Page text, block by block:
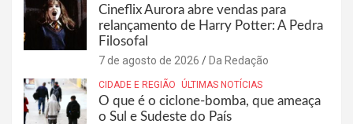
Cineflix Aurora abre vendas para
relançamento de Harry Potter: A Pedra
Filosofal
7 de agosto de 2026 Da Redação
CIDADE E REGIÃO ÚLTIMAS NOTÍCIAS
O que é o ciclone-bomba, que ameaça
o Sul e Sudeste do País